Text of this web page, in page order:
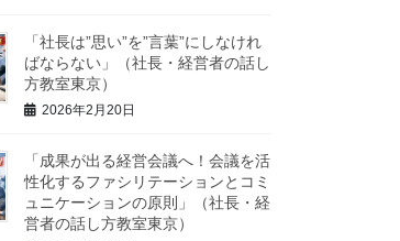
「社長は”思い”を”言葉”にしなけれ
ばならない」（社長・経営者の話し
方教室東京）
2026年2月20日
「成果が出る経営会議へ！会議を活
性化するファシリテーションとコミ
ュニケーションの原則」（社長・経
営者の話し方教室東京）